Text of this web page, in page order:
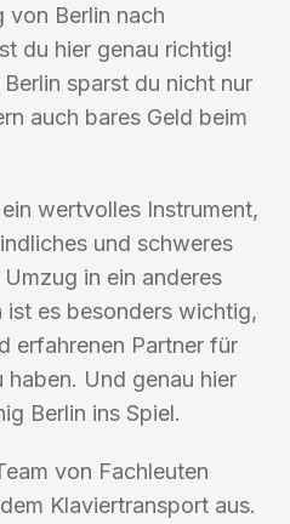
von Berlin nach
du hier genau richtig!
sparst du nicht nur
auch bares Geld beim
wertvolles Instrument,
und schweres
in ein anderes
es besonders wichtig,
erfahrenen Partner für
Und genau hier
Berlin ins Spiel.
von Fachleuten
Klaviertransport aus.